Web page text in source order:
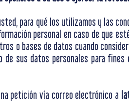
para qué los utilizamos y las
personal en caso de que
o bases de datos cuando
sus datos personales para
petición vía correo electrónico a